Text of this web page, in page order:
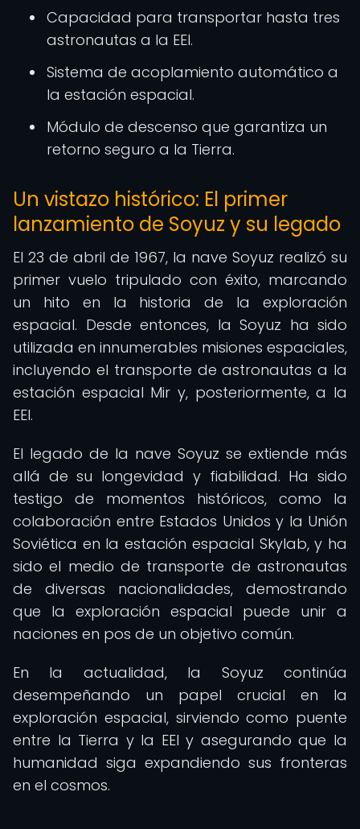
Capacidad para transportar hasta tres
astronautas a la EEI.
Sistema de acoplamiento automático a
la estación espacial.
Módulo de descenso que garantiza un
retorno seguro a la Tierra.
Un vistazo histórico: El primer
lanzamiento de Soyuz y su legado
El 23 de abril de 1967, la nave Soyuz realizó su
primer vuelo tripulado con éxito, marcando
un hito en la historia de la exploración
espacial. Desde entonces, la Soyuz ha sido
utilizada en innumerables misiones espaciales,
incluyendo el transporte de astronautas a la
estación espacial Mir y, posteriormente, a la
EEI.
El legado de la nave Soyuz se extiende más
allá de su longevidad y fiabilidad. Ha sido
testigo de momentos históricos, como la
colaboración entre Estados Unidos y la Unión
Soviética en la estación espacial Skylab, y ha
sido el medio de transporte de astronautas
de diversas nacionalidades, demostrando
que la exploración espacial puede unir a
naciones en pos de un objetivo común.
En la actualidad, la Soyuz continúa
desempeñando un papel crucial en la
exploración espacial, sirviendo como puente
entre la Tierra y la EEI y asegurando que la
humanidad siga expandiendo sus fronteras
en el cosmos.